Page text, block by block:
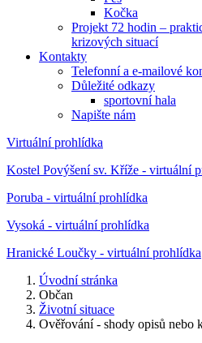
Kočka
Projekt 72 hodin –
krizových situací
Kontakty
Telefonní a e-mailové
Důležité odkazy
sportovní hala
Napište nám
Virtuální prohlídka
Kostel Povýšení sv. Kříže - virtuální
Poruba - virtuální prohlídka
Vysoká - virtuální prohlídka
Hranické Loučky - virtuální prohlídka
Úvodní stránka
Občan
Životní situace
Ověřování - shody opisů nebo